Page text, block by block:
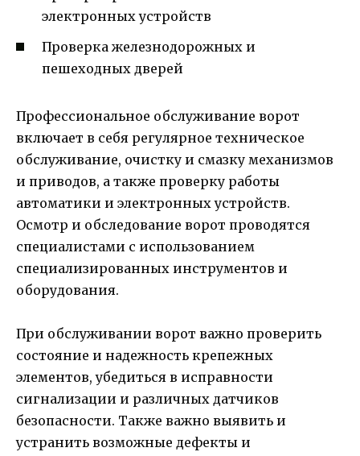
электронных устройств
Проверка железнодорожных и
пешеходных дверей
Профессиональное обслуживание ворот
включает в себя регулярное техническое
обслуживание, очистку и смазку механизмов
и приводов, а также проверку работы
автоматики и электронных устройств.
Осмотр и обследование ворот проводятся
специалистами с использованием
специализированных инструментов и
оборудования.
При обслуживании ворот важно проверить
состояние и надежность крепежных
элементов, убедиться в исправности
сигнализации и различных датчиков
безопасности. Также важно выявить и
устранить возможные дефекты и